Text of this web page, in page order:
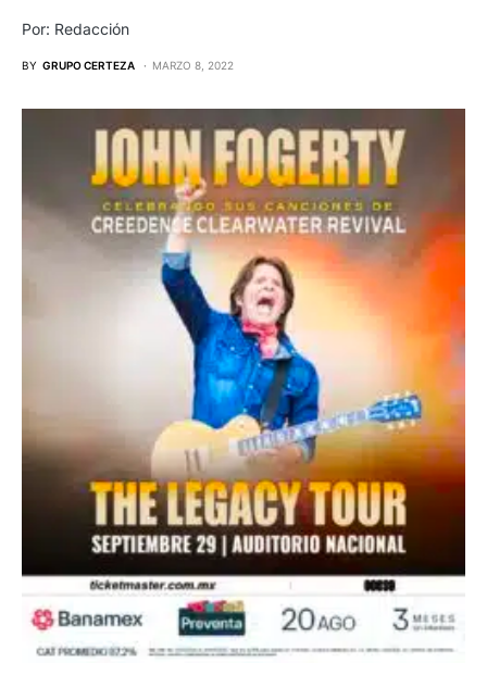
Por: Redacción
BY GRUPO CERTEZA MARZO 8, 2022